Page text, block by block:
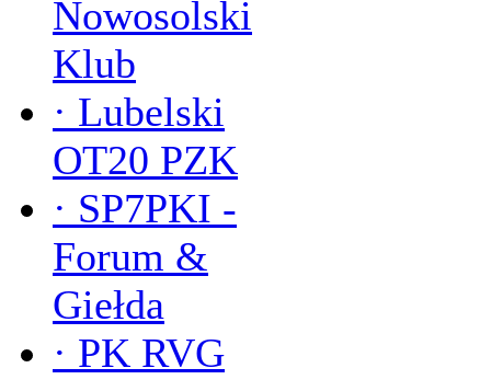
Nowosolski
Klub
· Lubelski
OT20 PZK
· SP7PKI -
Forum &
Giełda
· PK RVG